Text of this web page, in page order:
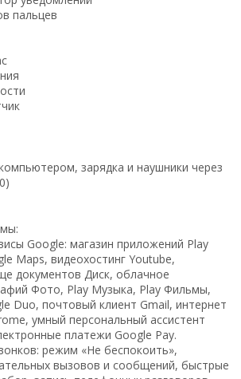
пальцев
зарядка и наушники через
Google: магазин приложений Play
Maps, видеохостинг Youtube,
документов Диск, облачное
Фото, Play Музыка, Play Фильмы,
Duo, почтовый клиент Gmail, интернет
умный персональный ассистент
платежи Google Pay.
режим «Не беспокоить»,
вызовов и сообщений, быстрые